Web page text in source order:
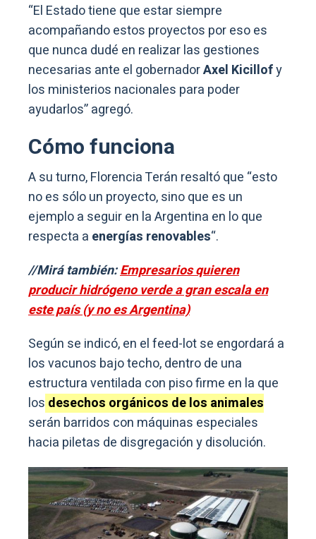
“El Estado tiene que estar siempre
acompañando estos proyectos por eso es
que nunca dudé en realizar las gestiones
necesarias ante el gobernadorAxel Kicillofy
los ministerios nacionales para poder
ayudarlos” agregó.
Cómo funciona
A su turno, Florencia Terán resaltó que “esto
no es sólo un proyecto, sino que es un
ejemplo a seguir en la Argentina en lo que
respecta a energías renovables“.
//Mirá también:Empresarios quieren
producir hidrógeno verde a gran escala en
este país (y no es Argentina)
Según se indicó, en el feed-lot se engordará a
los vacunos bajo techo, dentro de una
estructura ventilada con piso firme en la que
los desechos orgánicos de los animales
serán barridos con máquinas especiales
hacia piletas de disgregación y disolución.